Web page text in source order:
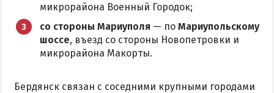
Маршрутки
РЕКОМЕНДАЦИИ ПО ВЫБОРУ ЖИЛЬЯ
Отдых с детьми
микрорайона Военный Городок;
со стороны Мариуполя — по Мариупольскому
шоссе, въезд со стороны Новопетровки и
микрорайона Макорты.
Бердянск связан с соседними крупными городами